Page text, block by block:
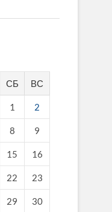
СБ ВС
1 2
8 9
15 16
22 23
29 30